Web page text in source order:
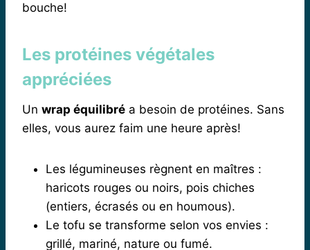
bouche!
Les protéines végétales
appréciées
Un wrap équilibré a besoin de protéines. Sans
elles, vous aurez faim une heure après!
Les légumineuses règnent en maîtres :
haricots rouges ou noirs, pois chiches
(entiers, écrasés ou en houmous).
Le tofu se transforme selon vos envies :
grillé, mariné, nature ou fumé.